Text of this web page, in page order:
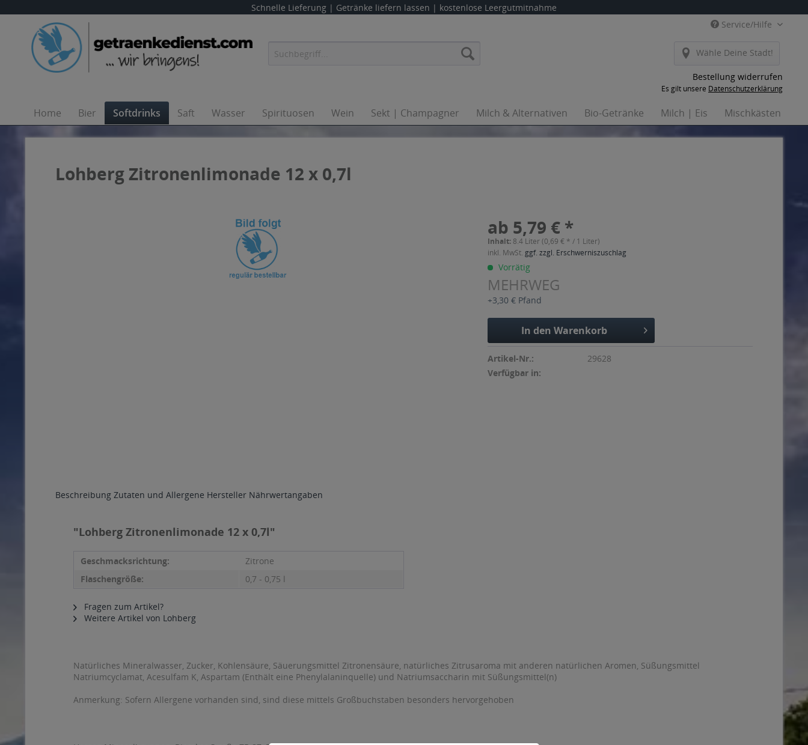
Schnelle Lieferung | Getränke liefern lassen | kostenlose Leergutmitnahme
Service/Hilfe
Wähle Deine Stadt!
Bestellung widerrufen
Es gilt unsere Datenschutzerklärung
Home Bier Softdrinks Saft Wasser Spirituosen Wein Sekt | Champagner Milch & Alternativen Bio-Getränke Milch | Eis Mischkästen
Lohberg Zitronenlimonade 12 x 0,7l
ab 5,79 € *
Inhalt: 8.4 Liter (0,69 € * / 1 Liter)
inkl. MwSt. ggf. zzgl. Erschwerniszuschlag
Vorrätig
MEHRWEG
+3,30 € Pfand
In den Warenkorb
Artikel-Nr.:
29628
Verfügbar in:
Beschreibung Zutaten und Allergene Hersteller Nährwertangaben
"Lohberg Zitronenlimonade 12 x 0,7l"
Geschmacksrichtung:
Zitrone
Flaschengröße:
0,7 - 0,75 l
Fragen zum Artikel?
Weitere Artikel von Lohberg
Natürliches Mineralwasser, Zucker, Kohlensäure, Säuerungsmittel Zitronensäure, natürliches Zitrusaroma mit anderen natürlichen Aromen, Süßungsmittel
Natriumcyclamat, Acesulfam K, Aspartam (Enthält eine Phenylalaninquelle) und Natriumsaccharin mit Süßungsmittel(n)
Anmerkung: Sofern Allergene vorhanden sind, sind diese mittels Großbuchstaben besonders hervorgehoben